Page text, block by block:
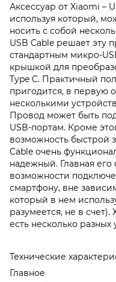
Аксессуар от Xiaomi –
используя который,
носить с собой
USB Cable решает эту
стандартным микро-
крышкой для
Type C. Практичный
пригодится, в первую
несколькими
Провод может быть
USB-портам. Кроме
возможность быстрой
Cable очень
надежный. Главная его
возможности
смартфону, вне
который в нем
разумеется, не в
есть несколько разных
Технические
Главное